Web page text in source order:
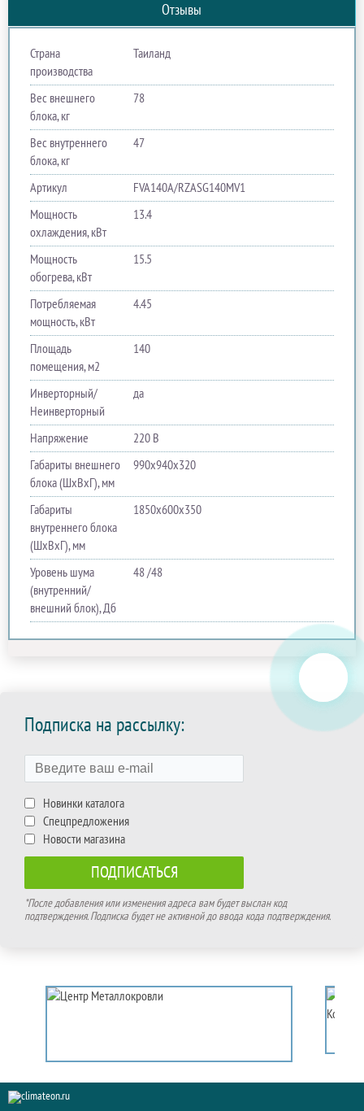
Отзывы
Страна
производства
Таиланд
Вес внешнего
блока, кг
78
Вес внутреннего
блока, кг
47
Артикул
FVA140A/RZASG140MV1
Мощность
охлаждения, кВт
13.4
Мощность
обогрева, кВт
15.5
Потребляемая
мощность, кВт
4.45
Площадь
помещения, м2
140
Инверторный/
Неинверторный
да
Напряжение
220 В
Габариты внешнего
блока (ШхВхГ), мм
990x940x320
Габариты
внутреннего блока
(ШхВхГ), мм
1850x600x350
Уровень шума
(внутренний/
внешний блок), Дб
48 /48
Подписка на рассылку:
Новинки каталога
Спецпредложения
Новости магазина
*После добавления или изменения адреса вам будет выслан код
подтверждения. Подписка будет не активной до ввода кода подтверждения.